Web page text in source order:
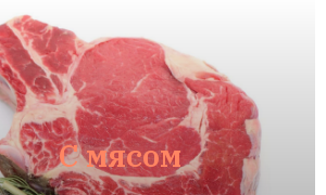
С мясом